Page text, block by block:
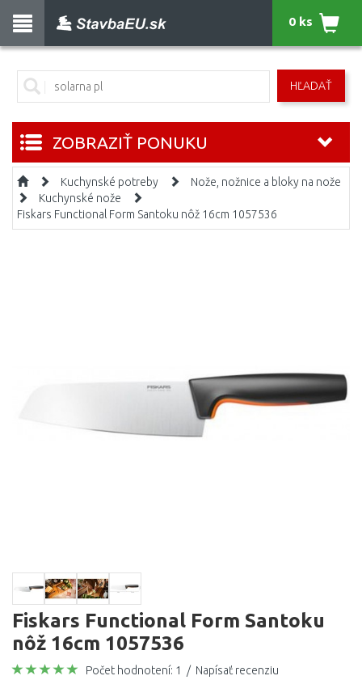
HĽADAŤ
0 ks
ZOBRAZIŤ PONUKU
Kuchynské potreby
Nože, nožnice a bloky na nože
Kuchynské nože
Fiskars Functional Form Santoku nôž 16cm 1057536
Fiskars Functional Form Santoku
nôž 16cm 1057536
Počet hodnotení: 1 / Napísať recenziu